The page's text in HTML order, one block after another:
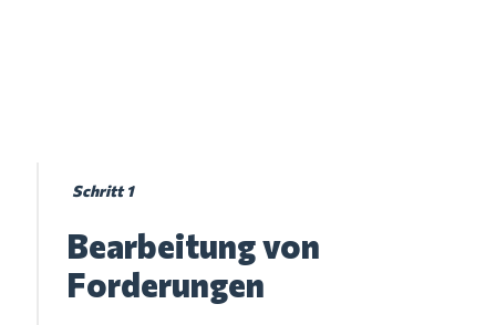
Schritt 1
Bearbeitung von
Forderungen